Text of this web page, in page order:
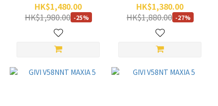
HK$1,480.00
HK$1,980.00 -25%
HK$1,380.00
HK$1,880.00 -27%